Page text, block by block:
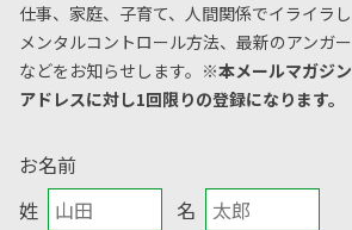
仕事、家庭、子育て、人間関係でイライラ
メンタルコントロール方法、 最新のアンガ
などをお知らせします。 ※本メールマガジ
アドレスに対し1回限りの登録になります。
お名前
姓
名